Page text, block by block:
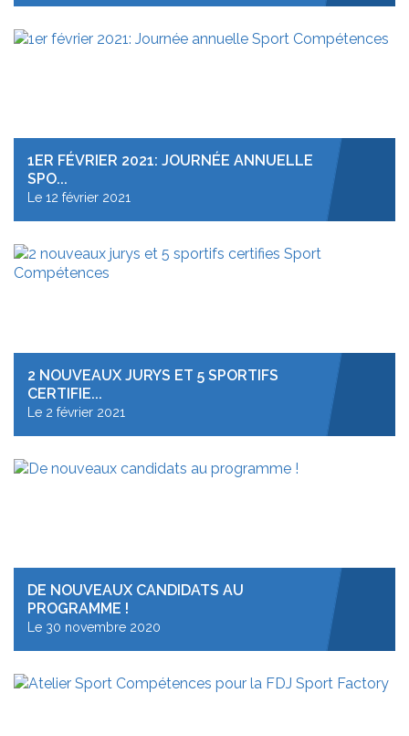
1ER FÉVRIER 2021: JOURNÉE ANNUELLE
SPO...
Le 12 février 2021
2 NOUVEAUX JURYS ET 5 SPORTIFS
CERTIFIE...
Le 2 février 2021
DE NOUVEAUX CANDIDATS AU
PROGRAMME !
Le 30 novembre 2020